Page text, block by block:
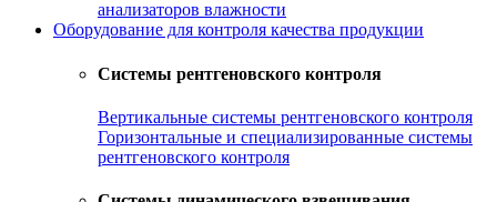
анализаторов влажности
Оборудование для контроля качества продукции
Системы рентгеновского контроля
Вертикальные системы рентгеновского контроля
Горизонтальные и специализированные системы
рентгеновского контроля